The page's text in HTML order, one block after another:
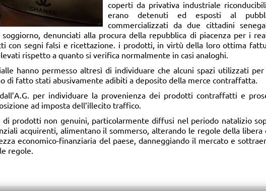
coperti da privativa industriale
erano detenuti ed esposti al
commercializzati da due cittadini
denunciati alla procura della repubblica di piacenza per i
con segni falsi e ricettazione. i prodotti, in virtù della loro ottima
rispetto a quanto si verifica normalmente in casi analoghi.
hanno permesso altresì di individuare che alcuni spazi utilizzati
di fatto stati abusivamente adibiti a deposito della merce contraffatta.
per individuare la provenienza dei prodotti contraffatti e
ad imposta dell’illecito traffico.
di prodotti non genuini, particolarmente diffusi nel periodo natalizio
acquirenti, alimentano il sommerso, alterando le regole della libera
economico-finanziaria del paese, danneggiando il mercato e
regole.